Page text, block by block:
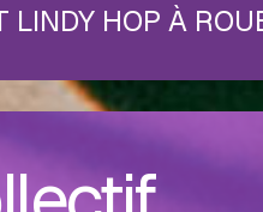
LINDY HOP À